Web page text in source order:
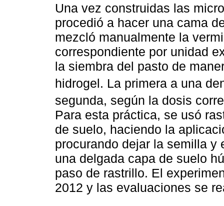
Una vez construidas las
procedió a hacer una cama
mezcló manualmente la
correspondiente por unidad
la siembra del pasto de
hidrogel. La primera a una
segunda, según la dosis
Para esta práctica, se usó
de suelo, haciendo la
procurando dejar la semilla y
una delgada capa de suelo
paso de rastrillo. El
2012 y las evaluaciones se